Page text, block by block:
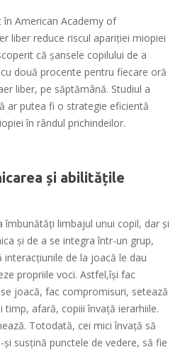
American Academy of
liber reduce riscul apariției miopiei
că șansele copilului de a
două procente pentru fiecare oră
liber, pe săptămână. Studiul a
ar putea fi o strategie eficientă
în rândul prichindeilor.
și abilitățile
îmbunătăți limbajul unui copil, dar și
și de a se integra într-un grup,
de la joacă le dau
propriile voci. Astfel,îşi fac
joacă, fac compromisuri, setează
timp, afară, copiii învaţă ierarhiile.
Totodată, cei mici învaţă să
susţină punctele de vedere, să fie